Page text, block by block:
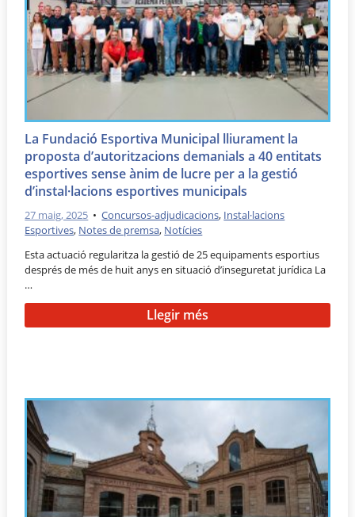
La Fundació Esportiva Municipal lliurament la
proposta d’autoritzacions demanials a 40 entitats
esportives sense ànim de lucre per a la gestió
d’instal·lacions esportives municipals
27 maig, 2025 •Concursos-adjudicacions, Instal·lacions
Esportives, Notes de premsa, Notícies
Esta actuació regularitza la gestió de 25 equipaments esportius
després de més de huit anys en situació d’inseguretat jurídica La
…
Llegir més